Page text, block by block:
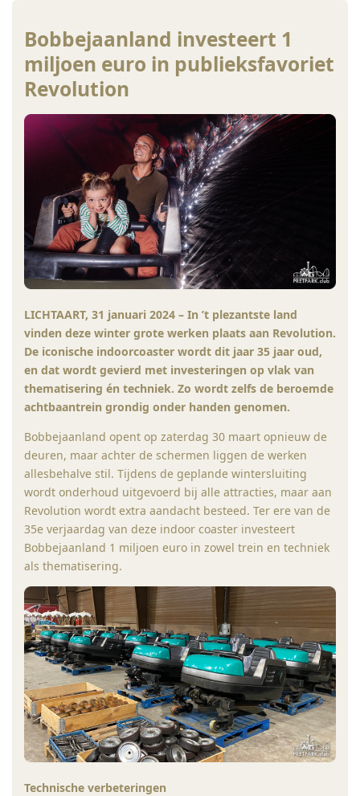
Bobbejaanland investeert 1
miljoen euro in publieksfavoriet
Revolution
LICHTAART, 31 januari 2024 – In ’t plezantste land
vinden deze winter grote werken plaats aan Revolution.
De iconische indoorcoaster wordt dit jaar 35 jaar oud,
en dat wordt gevierd met investeringen op vlak van
thematisering én techniek. Zo wordt zelfs de beroemde
achtbaantrein grondig onder handen genomen.
Bobbejaanland opent op zaterdag 30 maart opnieuw de
deuren, maar achter de schermen liggen de werken
allesbehalve stil. Tijdens de geplande wintersluiting
wordt onderhoud uitgevoerd bij alle attracties, maar aan
Revolution wordt extra aandacht besteed. Ter ere van de
35e verjaardag van deze indoor coaster investeert
Bobbejaanland 1 miljoen euro in zowel trein en techniek
als thematisering.
Technische verbeteringen